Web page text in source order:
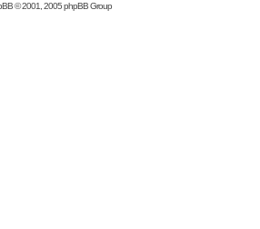
© 2001, 2005 phpBB Group